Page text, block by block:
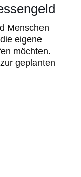
Menschen
eigene
möchten.
geplanten